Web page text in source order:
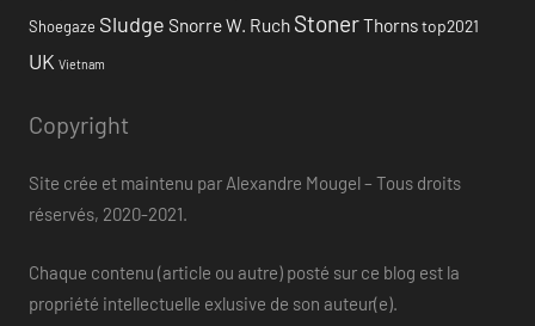
Shoegaze Sludge Snorre W. Ruch StonerThornstop2021
UK Vietnam
Copyright
Site crée et maintenu par Alexandre Mougel – Tous droits
réservés, 2020-2021.
Chaque contenu (article ou autre) posté sur ce blog est la
propriété intellectuelle exlusive de son auteur(e).